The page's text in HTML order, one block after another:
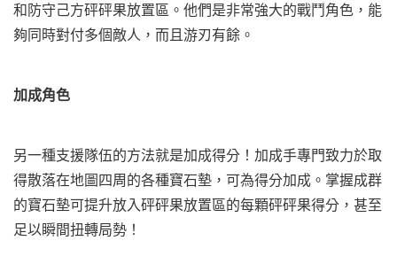
和防守己方砰砰果放置區。他們是非常強大的戰鬥角色，能
夠同時對付多個敵人，而且游刃有餘。
加成角色
另一種支援隊伍的方法就是加成得分！加成手專門致力於取
得散落在地圖四周的各種寶石墊，可為得分加成。掌握成群
的寶石墊可提升放入砰砰果放置區的每顆砰砰果得分，甚至
足以瞬間扭轉局勢！